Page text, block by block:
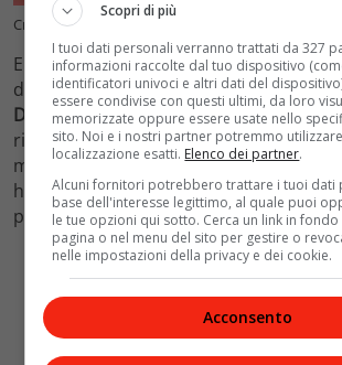
Crediti: Teresa Comberiati
Elegante il look black&white proposto
di
Elisabetta Franchi , a cui ha
Diletta Begaliinvece ha indossato un
rivestito di paillettes diGenny. Per
minidress monospalla con strass. Infine
ha puntato al completo total black con
pelle e basco diGucci.
Scopri di più
I tuoi dati personali verranno trattati da 327
informazioni raccolte dal tuo dispositivo
identificatori univoci e altri dati del
essere condivise con questi ultimi, da loro
memorizzate oppure essere usate nello
sito. Noi e i nostri partner potremmo
localizzazione esatti. Elenco dei partner.
Alcuni fornitori potrebbero trattare i tuoi dati
base dell'interesse legittimo, al quale puoi
le tue opzioni qui sotto. Cerca un link in fondo
pagina o nel menu del sito per gestire o
nelle impostazioni della privacy e dei cookie.
Acconsento